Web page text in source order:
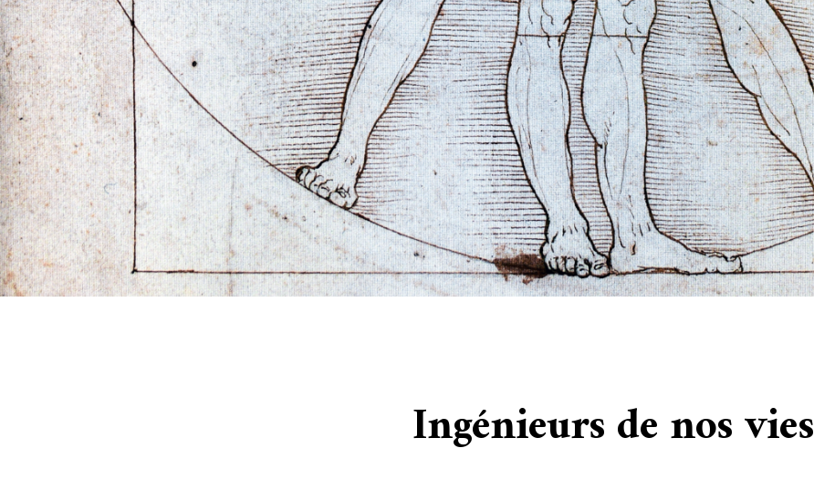
Ingénieurs de nos vies